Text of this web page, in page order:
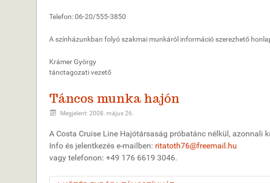
Telefon: 06-20/555-3850
A színházunkban folyó szakmai munkáról információ szerezhető
Krámer György
tánctagozati vezető
Táncos munka hajón
Megjelent: 2008. május 26.
A Costa Cruise Line Hajótársaság próbatánc nélkül, azonnali
Info és jelentkezés e-mailben: ritatoth76@freemail.hu
vagy telefonon: +49 176 6619 3046.